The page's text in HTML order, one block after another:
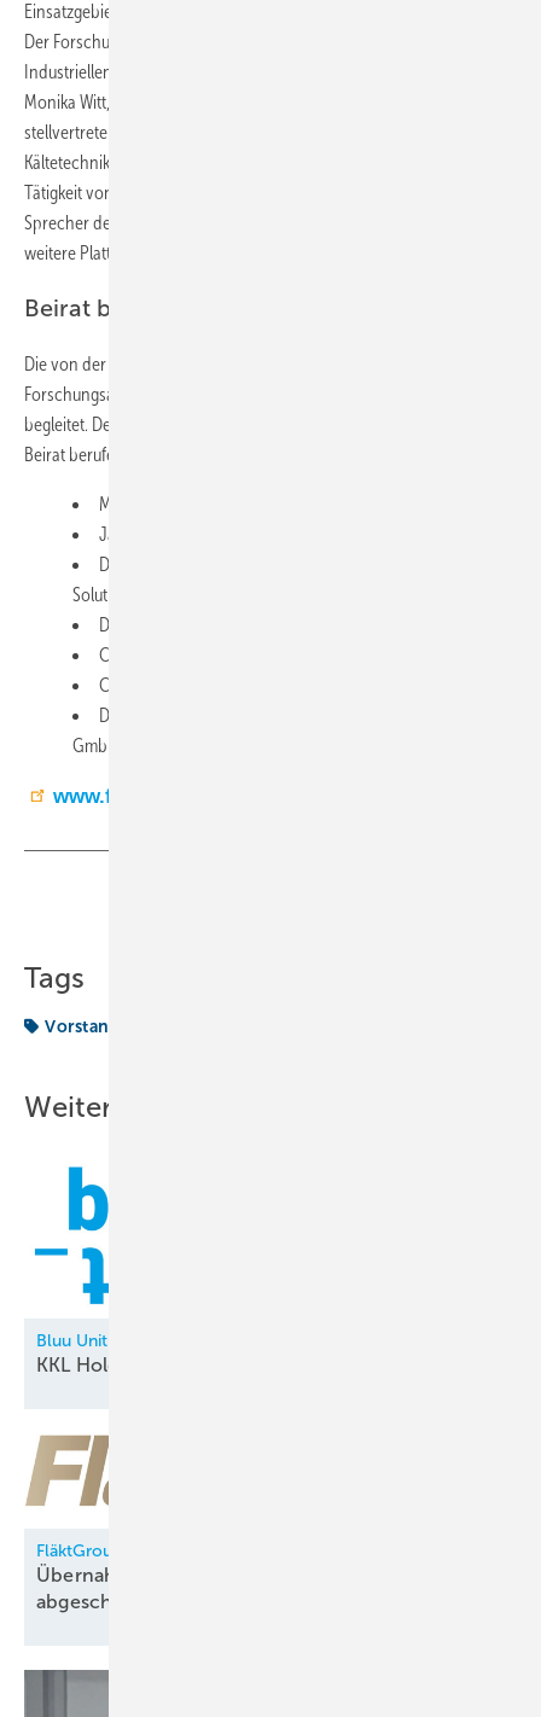
Einsatzgebieten 2017“ geschaffen.
Der Forschungsrat engagiert sich verstärkt im Rahmen der
Industriellen Gemeinschaftsforschung. Das Präsidium der AiF hat
Monika Witt, Th. Witt Kältemaschinenfabrik GmbH und
stellvertretende Vorstandsvorsitzende des Forschungsrats
Kältetechnik, in den Senat der AiF berufen. Damit besteht neben der
Tätigkeit von Ceslovas Kizlauskas, Kelvion Germany GmbH und
Sprecher des Beirats des Forschungsrats, als Sondergutachter eine
weitere Plattform für die Kältetechnik, sich zu repräsentieren.
Beirat berufen
Die von der Mitgliederversammlung beschlossenen
Forschungsaktivitäten werden maßgeblich im Beirat umgesetzt und
begleitet. Der Vorstand hat für 2020 und 2021 diese Personen in den
Beirat berufen:
Michael Elsen, Kreutzträger Kältetechnik GmbH & Co. KG
Jakob Gerrard, Güntner GmbH & Co. KG
Dr. Achim Gotterbarm, Wieland-Werke AG | Thermal
Solutions
Dr. Heinz Jürgensen, Bitzer Kühlmaschinenbau GmbH
Ceslovas Kizlauskas, Kelvion Refrigeration GmbH
Christian Puhl, Fuchs Schmierstoffe GmbH
Dr. Christophe Vallée, Carrier Kältetechnik Deutschland
GmbH (RM)
www.fkt.com
Tags
Vorstand
Weitere Inhalte
Bluu Unit
KKL Holding neu in der
FläktGroup
Übernahme durch Samsung Electronics
abgeschlossen